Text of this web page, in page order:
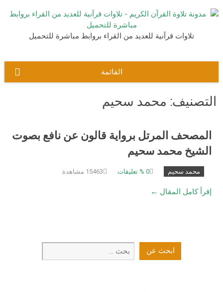
إلى
تلاوات قرآنية للعديد من القراء بروابط مباشرة للتحميل
القائمة
التصنيف: محمد سحيم
المصحف المرتل برواية قالون عن نافع بصوت
الشيخ محمد سحيم
محمد سحيم 0 % تعليقات 15463 مشاهدة
إقرأ كامل المقال ←
ابحثابحث عن